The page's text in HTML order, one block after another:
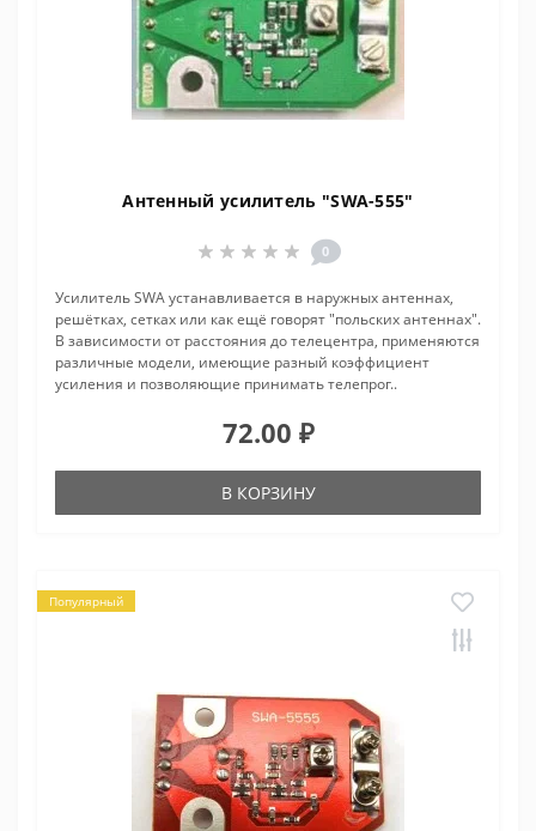
Антенный усилитель "SWA-555"
0
Усилитель SWA устанавливается в наружных антеннах,
решётках, сетках или как ещё говорят "польских антеннах".
В зависимости от расстояния до телецентра, применяются
различные модели, имеющие разный коэффициент
усиления и позволяющие принимать телепрог..
72.00 ₽
В КОРЗИНУ
Популярный